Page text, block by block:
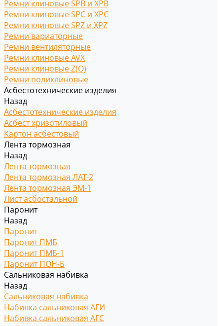
Ремни клиновые SPB и XPB
Ремни клиновые SPC и XPC
Ремни клиновые SPZ и XPZ
Ремни вариаторные
Ремни вентиляторные
Ремни клиновые AVX
Ремни клиновые Z(O)
Ремни поликлиновые
Асбестотехнические изделия
Назад
Асбестотехнические изделия
Асбест хризотиловый
Картон асбестовый
Лента тормозная
Назад
Лента тормозная
Лента тормозная ЛАТ-2
Лента тормозная ЭМ-1
Лист асбостальной
Паронит
Назад
Паронит
Паронит ПМБ
Паронит ПМБ-1
Паронит ПОН-Б
Сальниковая набивка
Назад
Сальниковая набивка
Набивка сальниковая АГИ
Набивка сальниковая АГС